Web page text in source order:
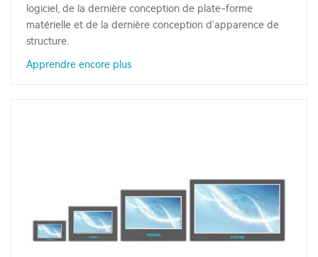
logiciel, de la dernière conception de plate-forme
matérielle et de la dernière conception d'apparence de
structure.
Apprendre encore plus